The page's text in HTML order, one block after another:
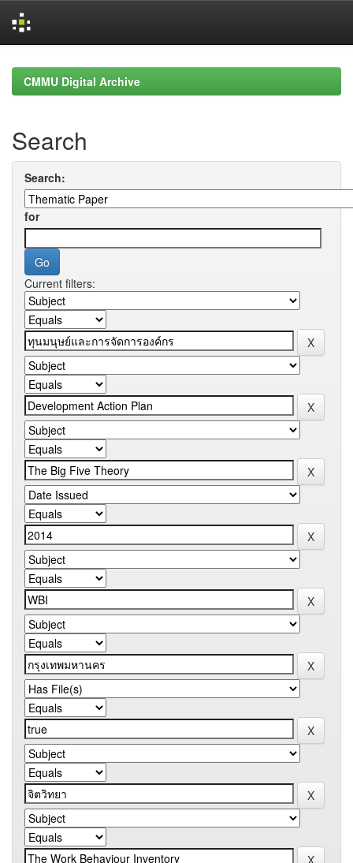
navigationCMMU Digital Archive
Search
Search:
for
Current filters: